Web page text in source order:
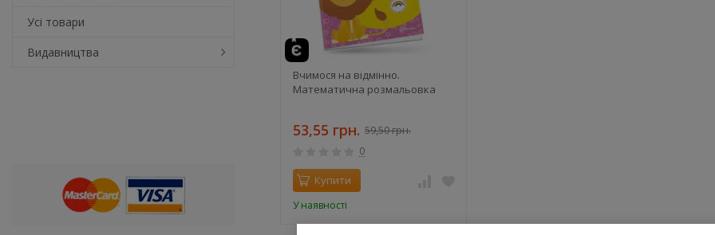
Вчимося на відмінно.
Математична розмальовка
53,55 грн. 59,50 грн.
0
Купити
У наявності
Усі товари
Видавництва